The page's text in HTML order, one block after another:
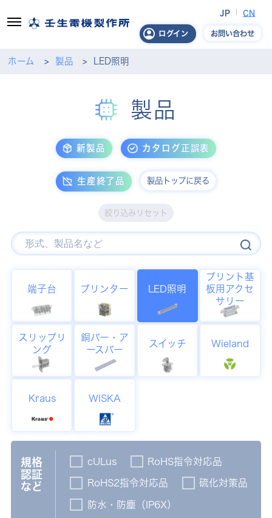
ログイン
JP CN
お問い合わせ
ホーム 製品 LED照明
製品
新製品 カタログ正誤表
生産終了品 製品トップに戻る
絞り込みリセット
端子台 プリンター LED照明
プリント基
板用アクセ
サリー
スリップリ
ング
銅バー・ア
ースバー
スイッチ Wieland
Kraus WISKA
規格
認証
など
cULus RoHS指令対応品
RoHS2指令対応品 硫化対策品
防水・防塵（IP6X）